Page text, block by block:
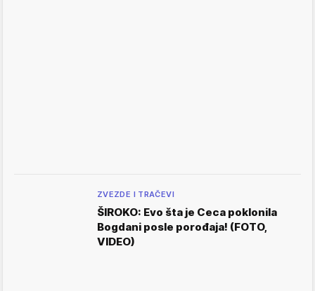
ZVEZDE I TRAČEVI
ŠIROKO: Evo šta je Ceca poklonila
Bogdani posle porođaja! (FOTO,
VIDEO)